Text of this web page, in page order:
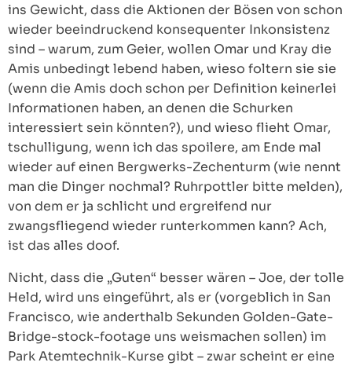
ins Gewicht, dass die Aktionen der Bösen von schon
wieder beeindruckend konsequenter Inkonsistenz
sind – warum, zum Geier, wollen Omar und Kray die
Amis unbedingt lebend haben, wieso foltern sie sie
(wenn die Amis doch schon per Definition keinerlei
Informationen haben, an denen die Schurken
interessiert sein könnten?), und wieso flieht Omar,
tschulligung, wenn ich das spoilere, am Ende mal
wieder auf einen Bergwerks-Zechenturm (wie nennt
man die Dinger nochmal? Ruhrpottler bitte melden),
von dem er ja schlicht und ergreifend nur
zwangsfliegend wieder runterkommen kann? Ach,
ist das alles doof.
Nicht, dass die „Guten“ besser wären – Joe, der tolle
Held, wird uns eingeführt, als er (vorgeblich in San
Francisco, wie anderthalb Sekunden Golden-Gate-
Bridge-stock-footage uns weismachen sollen) im
Park Atemtechnik-Kurse gibt – zwar scheint er eine